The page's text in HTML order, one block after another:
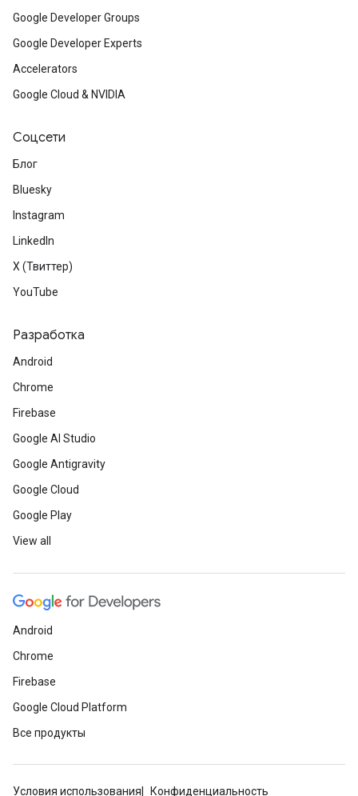
Google Developer Groups
Google Developer Experts
Accelerators
Google Cloud & NVIDIA
Соцсети
Блог
Bluesky
Instagram
LinkedIn
X (Твиттер)
YouTube
Разработка
Android
Chrome
Firebase
Google AI Studio
Google Antigravity
Google Cloud
Google Play
View all
Android
Chrome
Firebase
Google Cloud Platform
Все продукты
Условия использования
Конфиденциальность